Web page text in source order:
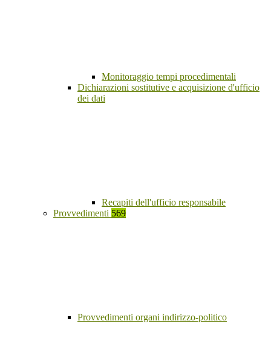
Monitoraggio tempi procedimentali
Dichiarazioni sostitutive e acquisizione d'ufficio
dei dati
Recapiti dell'ufficio responsabile
Provvedimenti 569
Provvedimenti organi indirizzo-politico